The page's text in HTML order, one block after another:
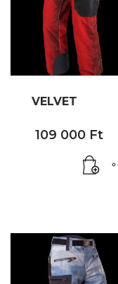
VELVET
109 000 Ft